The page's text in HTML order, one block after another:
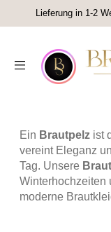
Lieferung in 1-2
Ein Brautpelz ist
vereint Eleganz
Tag. Unsere
Winterhochzeiten
moderne